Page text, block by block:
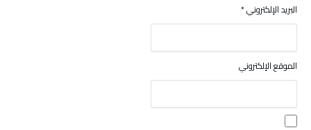
البريد الإلكتروني*
الموقع الإلكتروني